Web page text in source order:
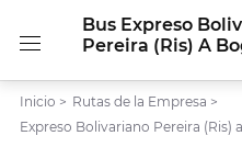
Bus Expreso
Pereira (Ris) A
Inicio > Rutas de la Empresa >
Expreso Bolivariano Pereira (Ris)